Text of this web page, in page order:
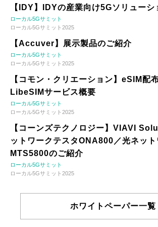
【IDY】IDYの産業向け5Gソリューシ
ローカル5Gサミット
ローカル5Gサミット2025
【Accuver】展示製品のご紹介
ローカル5Gサミット
ローカル5Gサミット2025
【コモン・クリエーション】eSIM配
LibeSIMサービス概要
ローカル5Gサミット
ローカル5Gサミット2025
【コーンズテクノロジー】VIAVI
ットワークテスタONA800／光ネット
MTS5800のご紹介
ローカル5Gサミット
ローカル5Gサミット2025
ホワイトペーパー一覧